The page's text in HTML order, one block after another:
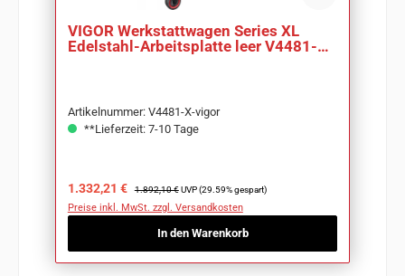
VIGOR Werkstattwagen Series XL
Edelstahl-Arbeitsplatte leer V4481-X
Artikelnummer: V4481-X-vigor
**Lieferzeit: 7-10 Tage
Verkaufspreis:
1.332,21 € Regulärer Preis:
1.892,10 € UVP (29.59% gespart)
Preise inkl. MwSt. zzgl. Versandkosten
In den Warenkorb